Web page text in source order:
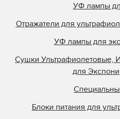
УФ лампы
Отражатели для
УФ лампы для
Сушки Ультрафиолетовые,
для
Блоки питания для